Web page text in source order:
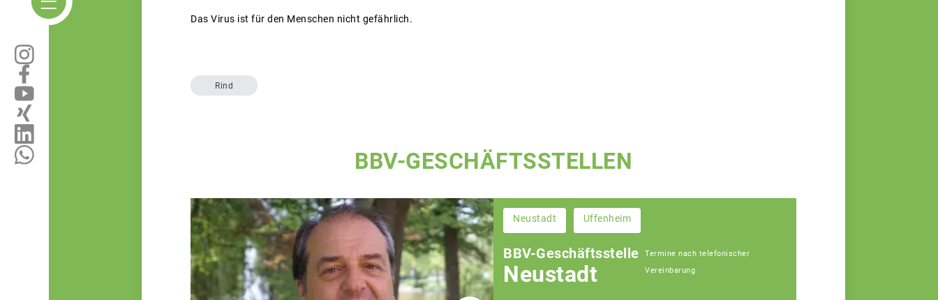
Das Virus ist für den Menschen nicht gefährlich.
Rind
BBV-GESCHÄFTSSTELLEN
Neustadt Uffenheim
BBV-Geschäftsstelle
Neustadt
Termine nach telefonischer
Vereinbarung